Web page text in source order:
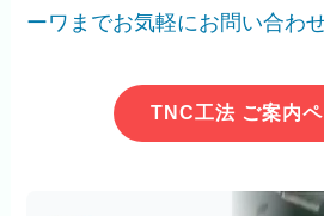
ーワまでお気軽にお問い合わ
TNC工法 ご案内